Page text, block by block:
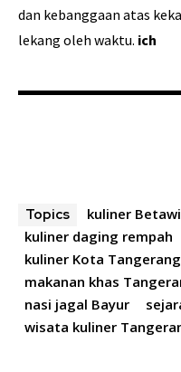
dan kebanggaan atas
lekang oleh waktu. ich
Topics
kuliner
kuliner daging rempah
kuliner Kota Tangerang
makanan khas
nasi jagal Bayur
wisata kuliner